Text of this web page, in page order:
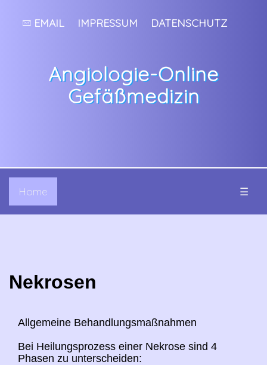
EMAIL IMPRESSUM DATENSCHUTZ
Angiologie-Online
Gefäßmedizin
Home ☰
Nekrosen
Allgemeine Behandlungsmaßnahmen
Bei Heilungsprozess einer Nekrose sind 4
Phasen zu unterscheiden: